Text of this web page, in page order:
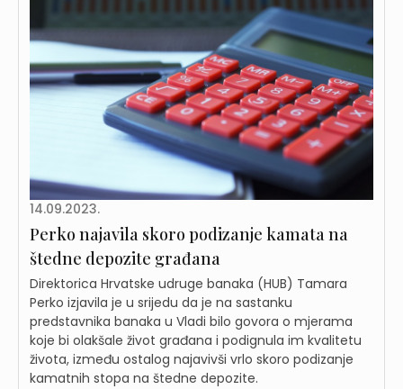
14.09.2023.
Perko najavila skoro podizanje kamata na
štedne depozite građana
Direktorica Hrvatske udruge banaka (HUB) Tamara
Perko izjavila je u srijedu da je na sastanku
predstavnika banaka u Vladi bilo govora o mjerama
koje bi olakšale život građana i podignula im kvalitetu
života, između ostalog najavivši vrlo skoro podizanje
kamatnih stopa na štedne depozite.